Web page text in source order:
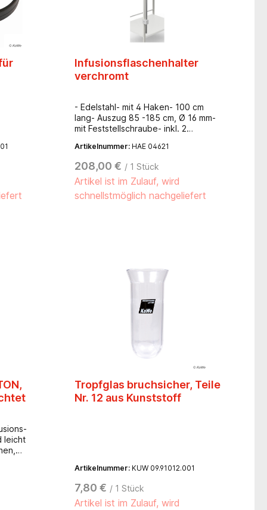
Infusionsflaschenhalter
verchromt
- Edelstahl- mit 4 Haken- 100 cm
lang- Auszug 85 -185 cm, Ø 16 mm-
mit Feststellschraube- inkl. 2
Artikelnummer: HAE 04621
208,00 € / 1 Stück
Artikel ist im Zulauf, wird
schnellstmöglich nachgeliefert
leicht
mm -
Tropfglas bruchsicher, Teile
Nr. 12 aus Kunststoff
Artikelnummer: KUW 09.91012.001
7,80 € / 1 Stück
Artikel ist im Zulauf, wird